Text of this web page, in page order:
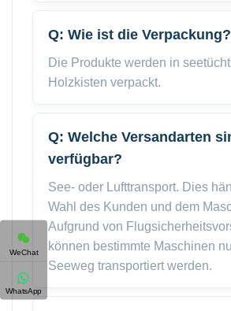
Q: Wie ist die Verpackung?
Die Produkte werden in
Holzkisten verpackt.
Q: Welche Versandarten
verfügbar?
See- oder Lufttransport. Dies
Wahl des Kunden und dem
Aufgrund von
können bestimmte Maschinen
Seeweg transportiert werden.
WeChat
WhatsApp